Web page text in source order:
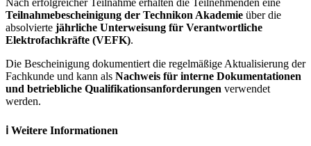
Nach erfolgreicher Teilnahme erhalten die Teilnehmenden eine
Teilnahmebescheinigung der Technikon Akademie über die
absolvierte jährliche Unterweisung für Verantwortliche
Elektrofachkräfte (VEFK).
Die Bescheinigung dokumentiert die regelmäßige Aktualisierung der
Fachkunde und kann als Nachweis für interne Dokumentationen
und betriebliche Qualifikationsanforderungen verwendet
werden.
ℹ️ Weitere Informationen